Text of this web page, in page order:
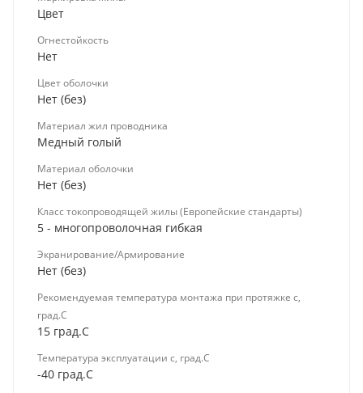
Цвет
Огнестойкость
Нет
Цвет оболочки
Нет (без)
Материал жил проводника
Медный голый
Материал оболочки
Нет (без)
Класс токопроводящей жилы (Европейские стандарты)
5 - многопроволочная гибкая
Экранирование/Армирование
Нет (без)
Рекомендуемая температура монтажа при протяжке с,
град.C
15 град.C
Температура эксплуатации с, град.C
-40 град.C